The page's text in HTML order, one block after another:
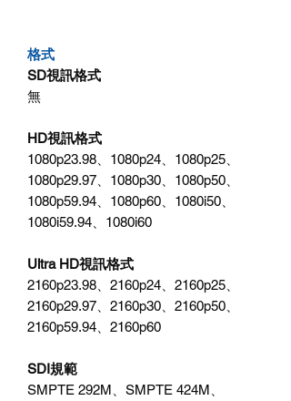
格式
SD視訊格式
無
HD視訊格式
1080p23.98、1080p24、1080p25、
1080p29.97、1080p30、1080p50、
1080p59.94、1080p60、1080i50、
1080i59.94、1080i60
Ultra HD視訊格式
2160p23.98、2160p24、2160p25、
2160p29.97、2160p30、2160p50、
2160p59.94、2160p60
SDI規範
SMPTE 292M、SMPTE 424M、